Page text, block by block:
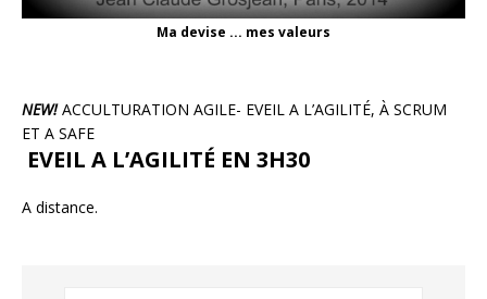
Ma devise ... mes valeurs
NEW!ACCULTURATION AGILE- EVEIL A L’AGILITÉ, À SCRUM
ET A SAFE
EVEIL A L’AGILITÉ EN 3H30
A distance.